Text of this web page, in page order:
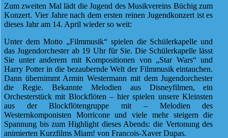
Zum zweiten Mal lädt die Jugend des Musikvereins Büchig zum
Konzert. Vier Jahre nach dem ersten reinen Jugendkonzert ist es
dieses Jahr am 14. April wieder so weit:
Unter dem Motto „Filmmusik“ spielen die Schülerkapelle und
das Jugendorchester ab 19 Uhr für Sie. Die Schülerkapelle lässt
Sie unter anderem mit Kompositionen von „Star Wars“ und
Harry Potter in die bezaubernde Welt der Filmmusik eintauchen.
Dann übernimmt Armin Westermann mit dem Jugendorchester
die Regie. Bekannte Melodien aus Disneyfilmen, ein
Orchesterstück mit Blockflöten – hier spielen unsere Kleinsten
aus der Blockflötengruppe mit – Melodien des
Westernkomponisten Morricone und viele mehr steigern die
Spannung bis zum Highlight dieses Abends: die Vertonung des
animierten Kurzfilms Miam! von Francois-Xaver Dupas.